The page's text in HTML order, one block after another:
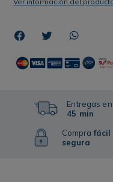
Entregas en
45 min
Comprafácil
segura